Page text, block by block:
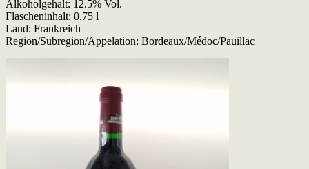
Alkoholgehalt: 12.5% Vol.
Flascheninhalt: 0,75 l
Land: Frankreich
Region/Subregion/Appelation: Bordeaux/Médoc/Pauillac